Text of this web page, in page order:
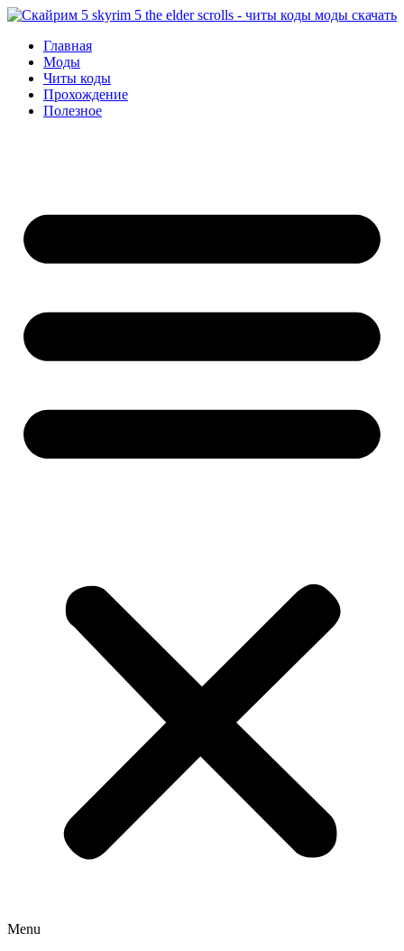
Перейти
содержимому
Главная
Моды
Читы коды
Прохождение
Полезное
Menu